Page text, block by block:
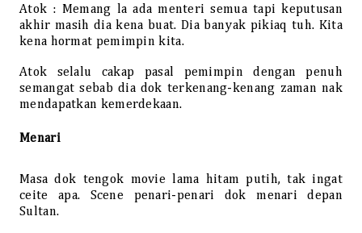
Atok : Memang la ada menteri semua tapi keputusan
akhir masih dia kena buat. Dia banyak pikiaq tuh. Kita
kena hormat pemimpin kita.
Atok selalu cakap pasal pemimpin dengan penuh
semangat sebab dia dok terkenang-kenang zaman nak
mendapatkan kemerdekaan.
Menari
Masa dok tengok movie lama hitam putih, tak ingat
ceite apa. Scene penari-penari dok menari depan
Sultan.